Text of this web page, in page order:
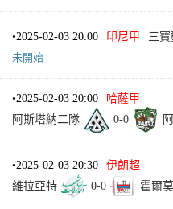
•2025-02-03 20:00 印尼甲 三寶
未開始
•2025-02-03 20:00
哈薩甲
阿斯塔納二隊
0-0
•2025-02-03 20:30
伊朗超
維拉亞特
0-0 霍爾